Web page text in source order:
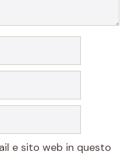
e sito web in questo